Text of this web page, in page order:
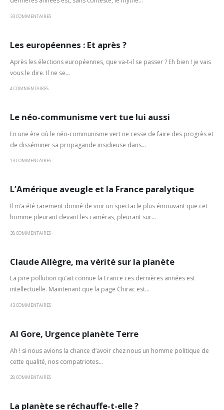
33 COMMENTAIRES
Les européennes : Et après ?
Après les élections européennes, que va-t-il se passer ? Eh bien ! je vais
vous le dire. Il ne se...
4 COMMENTAIRES
Le néo-communisme vert tue lui aussi
En une ère où le néo-communisme vert ne cesse de faire des progrès et
de disséminer sa propagande insidieuse dans...
13 COMMENTAIRES
L’Amérique aveugle et la France paralytique
Il m’a été rarement donné de voir un spectacle plus émouvant que cet
homme pleurant devant les caméras, pleurant sur...
38 COMMENTAIRES
Claude Allègre, ma vérité sur la planète
La pire pollution qu’ait connue la France ces dernières années est
intellectuelle. Maintenant que la page Chirac est...
43 COMMENTAIRES
Al Gore, Urgence planète Terre
Ah ! si nous avions la chance d’avoir chez nous un homme politique de
cette qualité, nos compatriotes...
28 COMMENTAIRES
La planète se réchauffe-t-elle ?